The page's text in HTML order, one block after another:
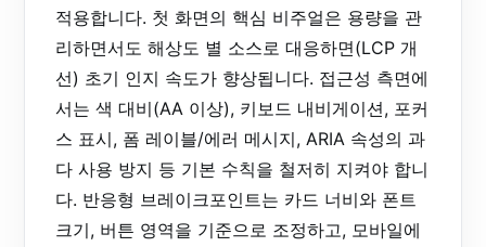
적용합니다. 첫 화면의 핵심 비주얼은 용량을 관
리하면서도 해상도 별 소스로 대응하면(LCP 개
선) 초기 인지 속도가 향상됩니다. 접근성 측면에
서는 색 대비(AA 이상), 키보드 내비게이션, 포커
스 표시, 폼 레이블/에러 메시지, ARIA 속성의 과
다 사용 방지 등 기본 수칙을 철저히 지켜야 합니
다. 반응형 브레이크포인트는 카드 너비와 폰트
크기, 버튼 영역을 기준으로 조정하고, 모바일에